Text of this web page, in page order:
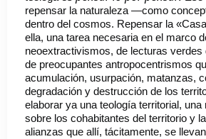
repensar la naturaleza —como
dentro del cosmos. Repensar la
ella, una tarea necesaria en el marco
neoextractivismos, de lecturas verdes
de preocupantes antropocentrismos
acumulación, usurpación, matanzas,
degradación y destrucción de los
elaborar ya una teología territorial,
sobre los cohabitantes del territorio y
alianzas que allí, tácitamente, se